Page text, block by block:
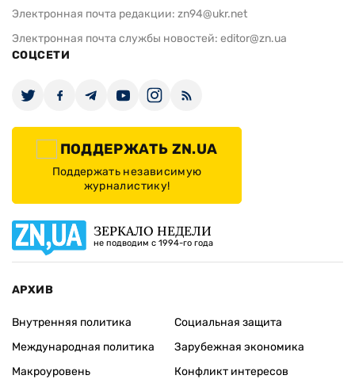
Электронная почта редакции: zn94@ukr.net
Электронная почта службы новостей: editor@zn.ua
СОЦСЕТИ
ПОДДЕРЖАТЬ ZN.UA
Поддержать независимую
журналистику!
ЗЕРКАЛО НЕДЕЛИ
не подводим с 1994-го года
АРХИВ
Внутренняя политика
Международная политика
Макроуровень
Социальная защита
Зарубежная экономика
Конфликт интересов